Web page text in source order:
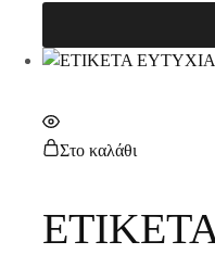
Στο καλάθι